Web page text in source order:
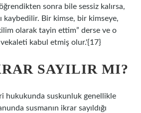
sonra bile sessiz kalırsa,
kaybedilir. Bir kimse, bir kimseye,
olarak tayin ettim” derse ve o
vekaleti kabul etmiş olur.'{17}
SAYILIR MI?
hukukunda suskunluk genellikle
susmanın ikrar sayıldığı